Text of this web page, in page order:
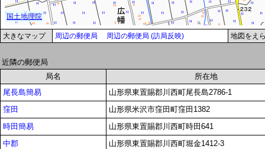
大きなマップ 周辺の郵便局 周辺の郵便局 (訪局反映) 地図をえ
近隣の郵便局
局名
所在地
尾長島簡易
山形県東置賜郡川西町尾長島2786-1
窪田
山形県米沢市窪田町窪田1382
時田簡易
山形県東置賜郡川西町時田641
中郡
山形県東置賜郡川西町堀金1412-3